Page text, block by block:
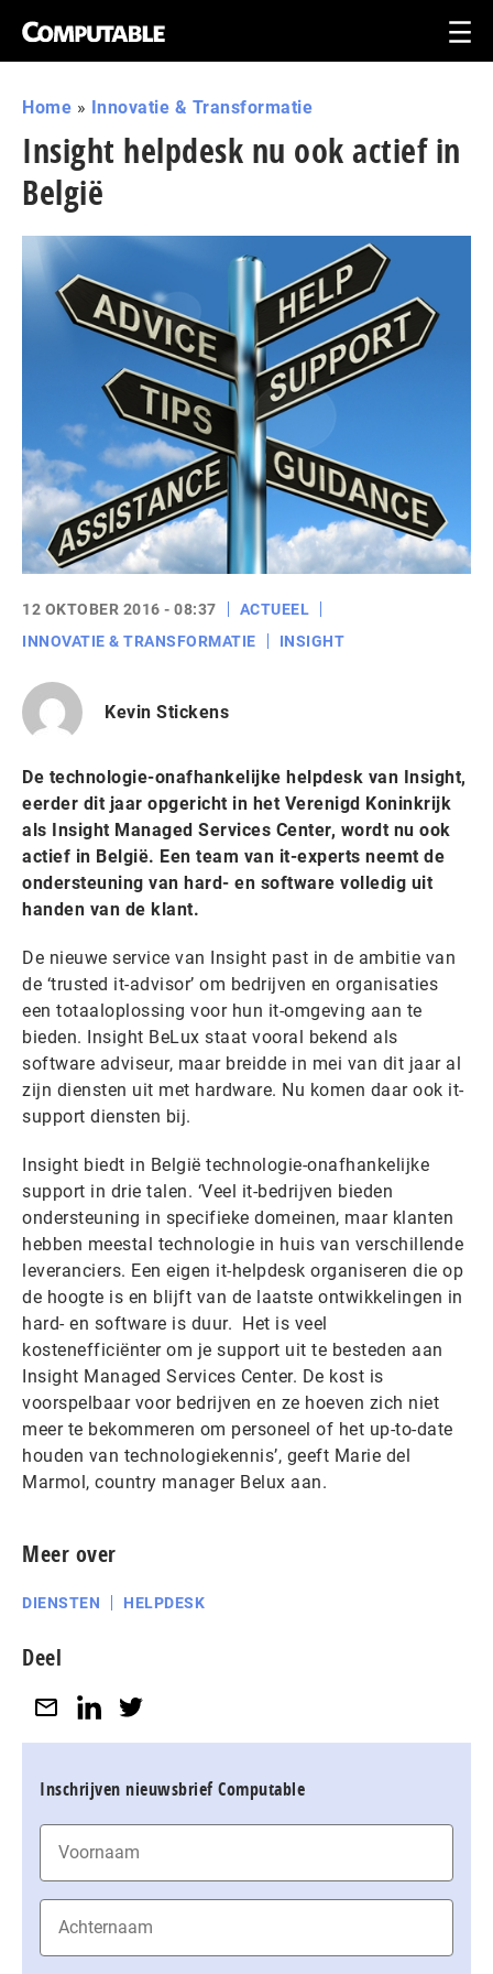
Home » Innovatie & Transformatie
Insight helpdesk nu ook actief in
België
12 OKTOBER 2016 - 08:37
ACTUEEL
INNOVATIE & TRANSFORMATIE
INSIGHT
Kevin Stickens
De technologie-onafhankelijke helpdesk van Insight,
eerder dit jaar opgericht in het Verenigd Koninkrijk
als Insight Managed Services Center, wordt nu ook
actief in België. Een team van it-experts neemt de
ondersteuning van hard- en software volledig uit
handen van de klant.
De nieuwe service van Insight past in de ambitie van
de ‘trusted it-advisor’ om bedrijven en organisaties
een totaaloplossing voor hun it-omgeving aan te
bieden. Insight BeLux staat vooral bekend als
software adviseur, maar breidde in mei van dit jaar al
zijn diensten uit met hardware. Nu komen daar ook it-
support diensten bij.
Insight biedt in België technologie-onafhankelijke
support in drie talen. ‘Veel it-bedrijven bieden
ondersteuning in specifieke domeinen, maar klanten
hebben meestal technologie in huis van verschillende
leveranciers. Een eigen it-helpdesk organiseren die op
de hoogte is en blijft van de laatste ontwikkelingen in
hard- en software is duur. Het is veel
kostenefficiënter om je support uit te besteden aan
Insight Managed Services Center. De kost is
voorspelbaar voor bedrijven en ze hoeven zich niet
meer te bekommeren om personeel of het up-to-date
houden van technologiekennis’, geeft Marie del
Marmol, country manager Belux aan.
Meer over
DIENSTEN HELPDESK
Deel
Inschrijven nieuwsbrief Computable